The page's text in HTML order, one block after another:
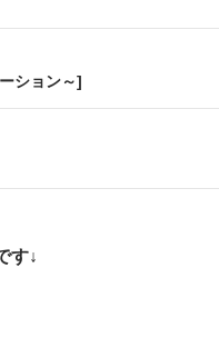
ション～]
す↓